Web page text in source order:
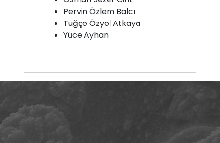
Pervin Özlem Balcı
Tuğçe Özyol Atkaya
Yüce Ayhan